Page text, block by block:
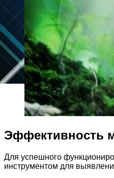
Эффективность
Для успешного
инструментом для